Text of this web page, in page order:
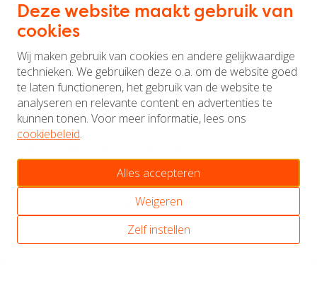
Deze website maakt gebruik van
cookies
Wij maken gebruik van cookies en andere gelijkwaardige
technieken. We gebruiken deze o.a. om de website goed
te laten functioneren, het gebruik van de website te
analyseren en relevante content en advertenties te
kunnen tonen. Voor meer informatie, lees ons
cookiebeleid.
Alles accepteren
Weigeren
Zelf instellen
behoeve van de activiteiten van Madurodam sluit
Madurodam (indien nodig) verwerkersovereenkomsten
waarin afspraken en verplichtingen met betrekking tot
o.a. beveiliging van persoonsgegevens worden
gewaarborgd.
6. Beveiliging en meldplicht datalekken
maatregelen genomen om uw persoonsgegevens te
beschermen tegen verlies of tegen enige vorm van
onrechtmatige verwerking (hacken), onbevoegde
toegang en openbaarmaking. Mocht er onverhoopt
sprake zijn van een eventueel datalek zullen wij - in de